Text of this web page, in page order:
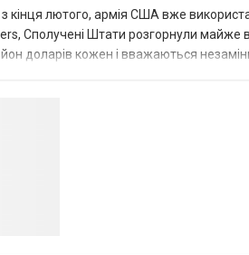
з кінця лютого, армія США вже
Сполучені Штати розгорнули майже
доларів кожен і вважаються